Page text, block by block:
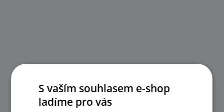
S vaším souhlasem e-shop
ladíme pro vás